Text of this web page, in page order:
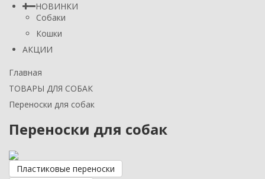
НОВИНКИ
Собаки
Кошки
АКЦИИ
Главная
ТОВАРЫ ДЛЯ СОБАК
Переноски для собак
Переноски для собак
Пластиковые переноски